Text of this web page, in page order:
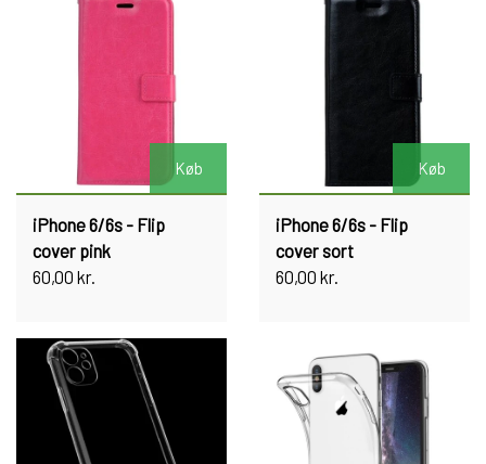
Køb
iPhone 6/6s - Flip
cover pink
60,00 kr.
Køb
iPhone 6/6s - Flip
cover sort
60,00 kr.